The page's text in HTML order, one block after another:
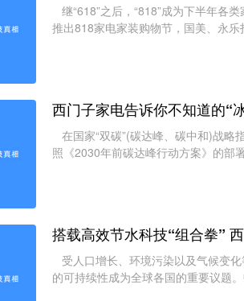
继“618”之后，“818”成为下半年各
推出818家电家装购物节，国美、永
西门子家电告诉你不知道的“
在国家“双碳”(碳达峰、碳中和)战略
照《2030年前碳达峰行动方案》的部
搭载高效节水科技“组合拳”
受人口增长、环境污染以及气候变
的可持续性成为全球各国的重要议题